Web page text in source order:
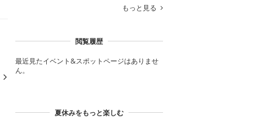
もっと見る
閲覧履歴
最近見たイベント&スポットページはありませ
ん。
夏休みをもっと楽しむ